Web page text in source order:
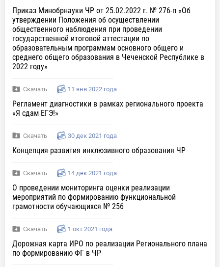
Приказ Минобрнауки ЧР от 25.02.2022 г. № 276-п «Об
утверждении Положения об осуществлении
общественного наблюдения при проведении
государственной итоговой аттестации по
образовательным программам основного общего и
среднего общего образования в Чеченской Республике в
2022 году»
Скачать 11 янв 2022 года
Регламент диагностики в рамках регионального проекта
«Я сдам ЕГЭ!»
Скачать 30 дек 2021 года
Концепция развития инклюзивного образования ЧР
Скачать 14 дек 2021 года
О проведении мониторинга оценки реализации
мероприятий по формированию функциональной
грамотности обучающихся № 256
Скачать 1 окт 2021 года
Дорожная карта ИРО по реализации Регионального плана
по формированию ФГ в ЧР